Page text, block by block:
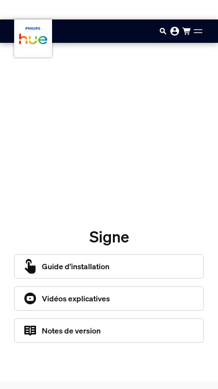
Signe
Guide d'installation
Vidéos explicatives
Notes de version